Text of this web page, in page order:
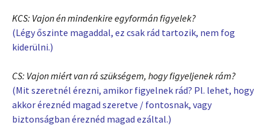
KCS: Vajon én mindenkire egyformán figyelek?
(Légy őszinte magaddal, ez csak rád tartozik, nem fog
kiderülni.)
CS: Vajon miért van rá szükségem, hogy figyeljenek rám?
(Mit szeretnél érezni, amikor figyelnek rád? Pl. lehet, hogy
akkor éreznéd magad szeretve / fontosnak, vagy
biztonságban éreznéd magad ezáltal.)